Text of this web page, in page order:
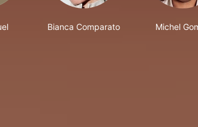
Bianca Comparato Michel